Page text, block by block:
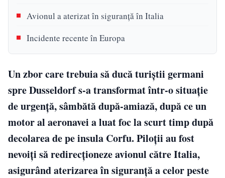
Avionul a aterizat în siguranță în Italia
Incidente recente în Europa
Un zbor care trebuia să ducă turiștii germani
spre Dusseldorf s-a transformat într-o situație
de urgență, sâmbătă după-amiază, după ce un
motor al aeronavei a luat foc la scurt timp după
decolarea de pe insula Corfu. Piloții au fost
nevoiți să redirecționeze avionul către Italia,
asigurând aterizarea în siguranță a celor peste